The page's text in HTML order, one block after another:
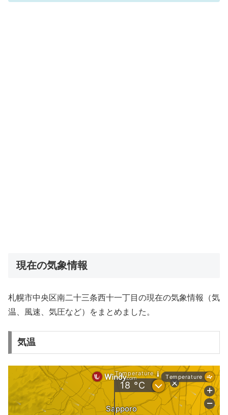
現在の気象情報
札幌市中央区南二十三条西十一丁目の現在の気象情報（気
温、風速、気圧など）をまとめました。
気温